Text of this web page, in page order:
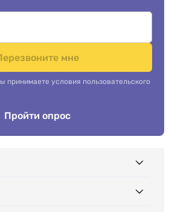
мне
принимаете условия пользовательского
Пройти опрос